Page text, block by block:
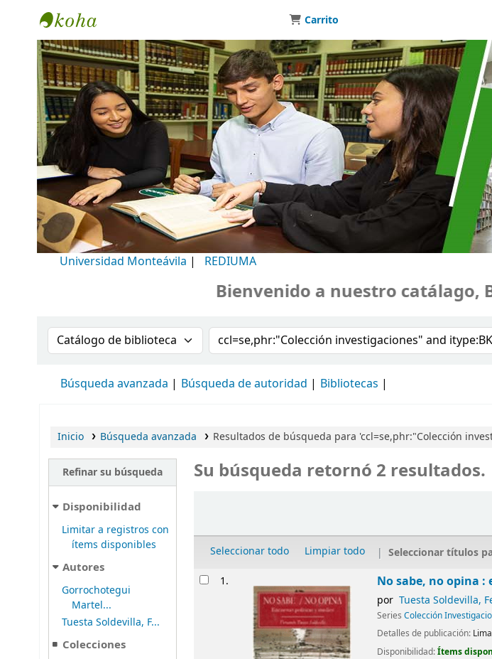
Biblioteca Universidad Monteávila
Carrito
Universidad Monteávila | REDIUMA
Bienvenido a nuestro catálago,
Buscar en el catálogo por:Buscar en el catálogo
Búsqueda avanzada Búsqueda de autoridad Bibliotecas
Inicio Búsqueda avanzada Resultados de búsqueda para 'ccl=se,phr:"Colección
Refinar su búsqueda
Disponibilidad
Limitar a registros con
ítems disponibles
Autores
Gorrochotegui
Martel...
Tuesta Soldevilla, F...
Colecciones
Su búsqueda retornó 2 resultados.
Seleccionar todo Limpiar todo Seleccionar títulos
Resultados
1. No sabe, no opina
por Tuesta Soldevilla,
SeriesColección
Detalles de publicación:
Disponibilidad:Ítems